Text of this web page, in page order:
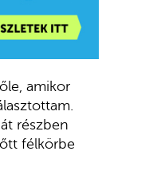
amikor
részben
félkörbe